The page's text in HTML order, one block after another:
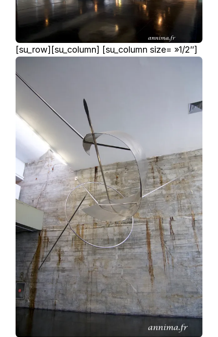
[su_row][su_column] [su_column size= »1/2″]